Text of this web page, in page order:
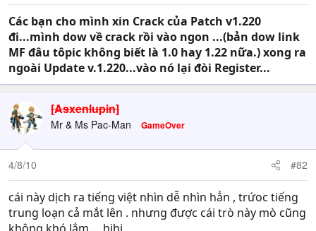
Các bạn cho mình xin Crack của Patch v1.220
đi...mình dow về crack rồi vào ngon ...(bản dow link
MF đâu tôpic không biết là 1.0 hay 1.22 nữa.) xong ra
ngoài Update v.1.220...vào nó lại đòi Register...
[Asxenlupin]
Mr & Ms Pac-Man GameOver
4/8/10 #82
cái này dịch ra tiếng việt nhìn dễ nhìn hẳn , trứoc tiếng
trung loạn cả mắt lên . nhưng được cái trò này mò cũng